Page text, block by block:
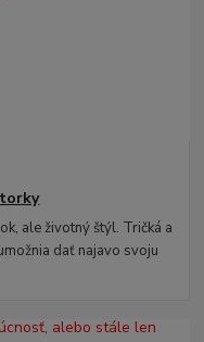
ale životný štýl. Tričká a
dať najavo svoju